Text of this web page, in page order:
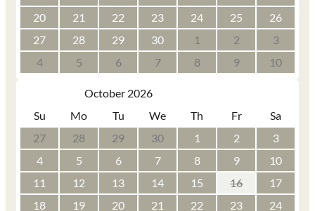
20
21 22 23 24 25
26
27
28 29 30 1 2
3
4
5 6 7 8 9 10
October 2026
Su
Mo Tu We Th Fr
Sa
27
28 29 30 1 2
3
4
5 6 7 8 9
10
11
12 13 14 15 16
17
18
19 20 21 22 23 24